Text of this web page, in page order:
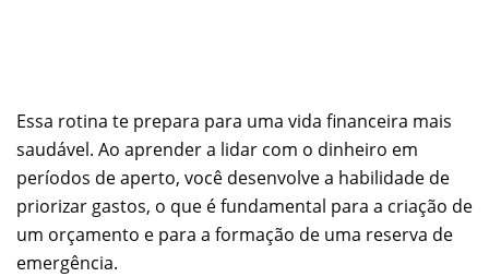
Essa rotina te prepara para uma vida financeira mais
saudável. Ao aprender a lidar com o dinheiro em
períodos de aperto, você desenvolve a habilidade de
priorizar gastos, o que é fundamental para a criação de
um orçamento e para a formação de uma reserva de
emergência.